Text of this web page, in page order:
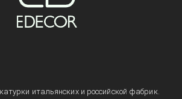
итальянских и российской фабрик.